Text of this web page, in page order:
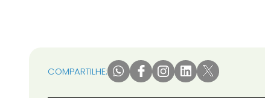
COMPARTILHE: